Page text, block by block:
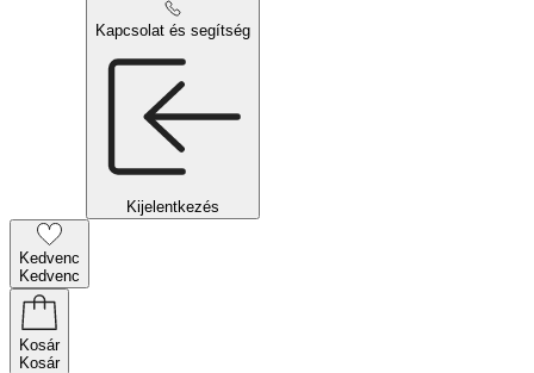
Kapcsolat és segítség
Kijelentkezés
Kedvenc
Kedvenc
Kosár
Kosár